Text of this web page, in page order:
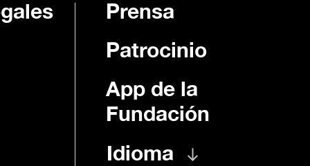
Prensa
Patrocinio
App de la
Fundación
Idioma